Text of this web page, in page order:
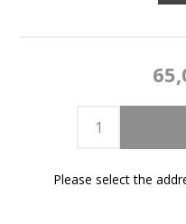
Please select the